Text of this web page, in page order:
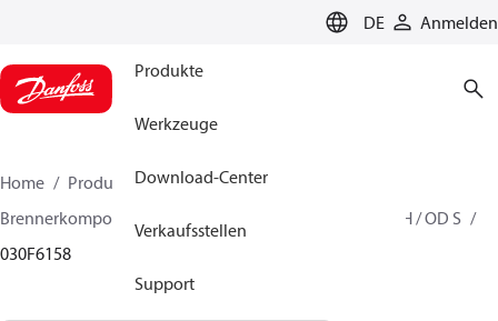
DE Anmelden
Produkte
Werkzeuge
Download-Center
Verkaufsstellen
Support
Home Produkte
Lösung für Wärmetechnik
Brennerkomponenten
Ölbrennerdüse
OD B / OD H / OD S
030F6158